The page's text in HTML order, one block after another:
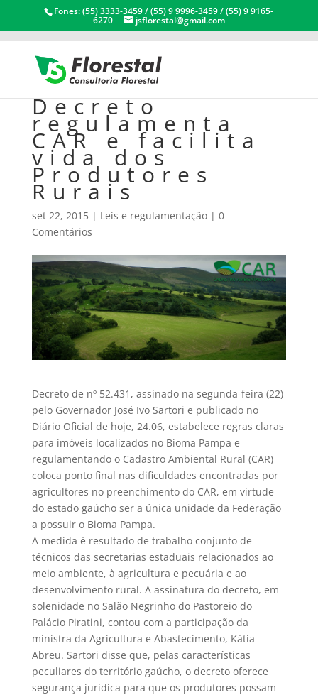
Fones: (55) 3333-3459 / (55) 9 9996-3459 / (55) 9 9165-
6270 jsflorestal@gmail.com
Decreto
regulamenta
CAR e facilita
vida dos
Produtores
Rurais
set 22, 2015| Leis e regulamentação| 0
Comentários
Decreto de nº 52.431, assinado na segunda-feira (22)
pelo Governador José Ivo Sartori e publicado no
Diário Oficial de hoje, 24.06, estabelece regras claras
para imóveis localizados no Bioma Pampa e
regulamentando o Cadastro Ambiental Rural (CAR)
coloca ponto final nas dificuldades encontradas por
agricultores no preenchimento do CAR, em virtude
do estado gaúcho ser a única unidade da Federação
a possuir o Bioma Pampa.
A medida é resultado de trabalho conjunto de
técnicos das secretarias estaduais relacionados ao
meio ambiente, à agricultura e pecuária e ao
desenvolvimento rural. A assinatura do decreto, em
solenidade no Salão Negrinho do Pastoreio do
Palácio Piratini, contou com a participação da
ministra da Agricultura e Abastecimento, Kátia
Abreu. Sartori disse que, pelas características
peculiares do território gaúcho, o decreto oferece
segurança jurídica para que os produtores possam